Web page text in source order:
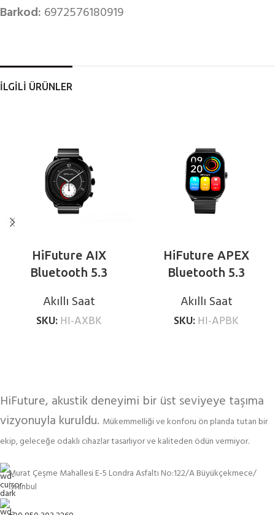
Barkod: 6972576180919
İLGİLİ ÜRÜNLER
HiFuture AIX
Bluetooth 5.3
inç 37mm Akıllı Saat
Siyah
Akıllı Saat
SKU:HI-AXBK
HiFuture APEX
Bluetooth 5.3
inç 52mm Akıllı Saat
Siyah
Akıllı Saat
SKU:HI-APBK
HiFuture, akustik deneyimi bir üst seviyeye taşıma
vizyonuyla kuruldu. Mükemmelliği ve konforu ön planda tutan bir
ekip, geleceğe odaklı cihazlar tasarlıyor ve kaliteden ödün vermiyor.
Murat Çeşme Mahallesi E-5 Londra Asfaltı No:122/A Büyükçekmece/
İstanbul